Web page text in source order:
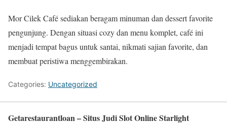
Mor Cilek Café sediakan beragam minuman dan dessert favorite
pengunjung. Dengan situasi cozy dan menu komplet, café ini
menjadi tempat bagus untuk santai, nikmati sajian favorite, dan
membuat peristiwa menggembirakan.
Categories: Uncategorized
Getarestaurantloan – Situs Judi Slot Online Starlight